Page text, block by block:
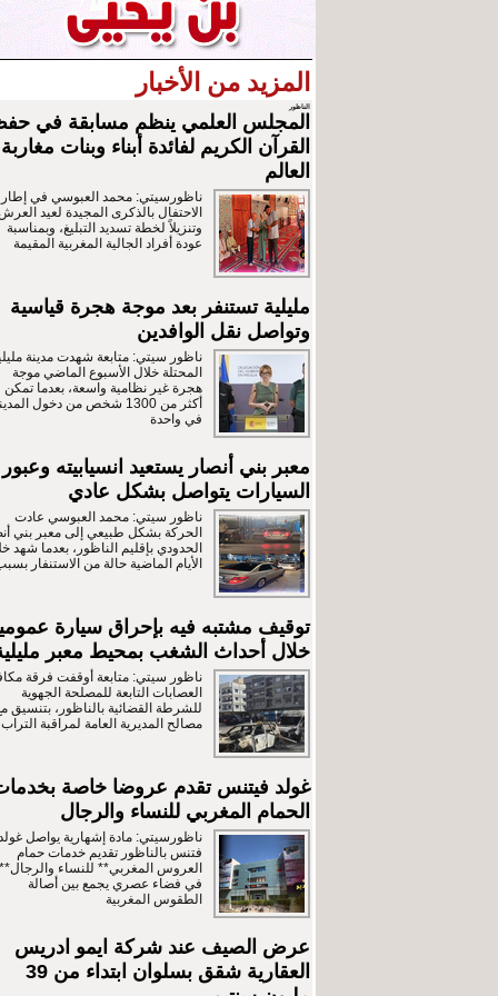
المزيد من الأخبار
الناظور
المجلس العلمي ينظم مسابقة في
القرآن الكريم لفائدة أبناء وبنات مغاربة
العالم
ناظورسيتي: محمد العبوسي في إطار
الاحتفال بالذكرى المجيدة لعيد
وتنزيلاً لخطة تسديد التبليغ، وبمناسبة
عودة أفراد الجالية المغربية المقيمة
مليلية تستنفر بعد موجة هجرة قياسية
وتواصل نقل الوافدين
ناظور سيتي: متابعة شهدت مدينة
المحتلة خلال الأسبوع الماضي موجة
هجرة غير نظامية واسعة، بعدما تمكن
أكثر من 1300 شخص من دخول
في واحدة
معبر بني أنصار يستعيد انسيابيته وعبور
السيارات يتواصل بشكل عادي
ناظور سيتي: محمد العبوسي عادت
الحركة بشكل طبيعي إلى معبر بني
الحدودي بإقليم الناظور، بعدما شهد
الأيام الماضية حالة من الاستنفار
توقيف مشتبه فيه بإحراق سيارة
خلال أحداث الشغب بمحيط معبر
ناظور سيتي: متابعة أوقفت فرقة
العصابات التابعة للمصلحة الجهوية
للشرطة القضائية بالناظور، بتنسيق
مصالح المديرية العامة لمراقبة التراب
غولد فيتنس تقدم عروضا خاصة
الحمام المغربي للنساء والرجال
ناظورسيتي: مادة إشهارية يواصل
فتنس بالناظور تقديم خدمات حمام
العروس المغربي** للنساء
في فضاء عصري يجمع بين أصالة
الطقوس المغربية
عرض الصيف عند شركة ايمو ادريس
العقارية شقق بسلوان ابتداء من 39